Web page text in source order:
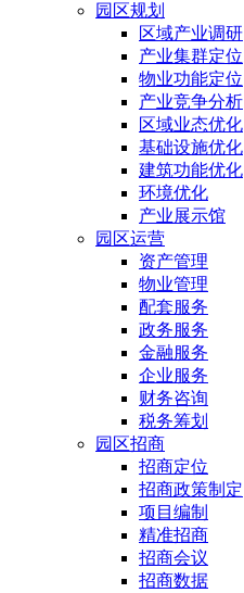
园区规划
区域产业调研
产业集群定位
物业功能定位
产业竞争分析
区域业态优化
基础设施优化
建筑功能优化
环境优化
产业展示馆
园区运营
资产管理
物业管理
配套服务
政务服务
金融服务
企业服务
财务咨询
税务筹划
园区招商
招商定位
招商政策制定
项目编制
精准招商
招商会议
招商数据